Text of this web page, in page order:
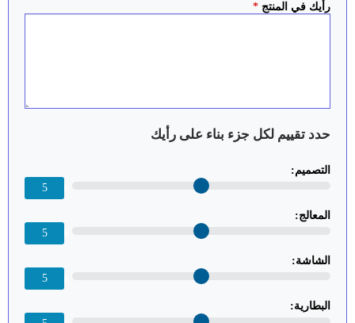
رأيك في المنتج *
حدد تقييم لكل جزء بناء على رأيك
التصميم:
5
المعالج:
5
الشاشة:
5
البطارية: